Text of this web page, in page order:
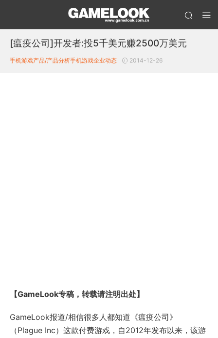
[瘟疫公司]开发者:投5千美元赚2500万美元
手机游戏产品/产品分析手机游戏企业动态 2014-12-26
【GameLook专稿，转载请注明出处】
GameLook报道/相信很多人都知道《瘟疫公司》
（Plague Inc）这款付费游戏，自2012年发布以来，该游